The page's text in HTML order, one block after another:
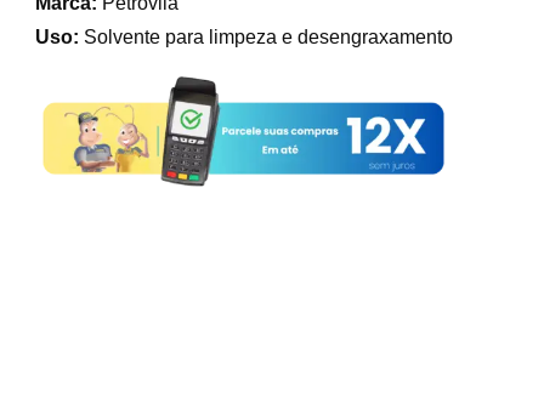
Uso: Solvente para limpeza e desengraxamento